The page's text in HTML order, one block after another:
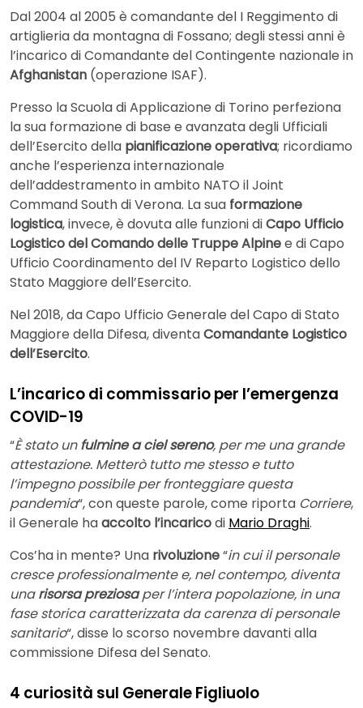
Dal 2004 al 2005 è comandante del I Reggimento di
artiglieria da montagna di Fossano; degli stessi anni è
l’incarico di Comandante del Contingente nazionale in
Afghanistan (operazione ISAF).
Presso la Scuola di Applicazione di Torino perfeziona
la sua formazione di base e avanzata degli Ufficiali
dell’Esercito della pianificazione operativa; ricordiamo
anche l’esperienza internazionale
dell’addestramento in ambito NATO il Joint
Command South di Verona. La sua formazione
logistica, invece, è dovuta alle funzioni diCapo Ufficio
Logistico del Comando delle Truppe Alpinee di Capo
Ufficio Coordinamento del IV Reparto Logistico dello
Stato Maggiore dell’Esercito.
Nel 2018, da Capo Ufficio Generale del Capo di Stato
Maggiore della Difesa, diventaComandante Logistico
dell’Esercito.
L’incarico di commissario per l’emergenza
COVID-19
“È stato unfulmine a ciel sereno, per me una grande
attestazione. Metterò tutto me stesso e tutto
l’impegno possibile per fronteggiare questa
pandemia“, con queste parole, come riporta Corriere,
il Generale haaccolto l’incaricodi Mario Draghi.
Cos’ha in mente? Una rivoluzione“in cui il personale
cresce professionalmente e, nel contempo, diventa
unarisorsa preziosaper l’intera popolazione, in una
fase storica caratterizzata da carenza di personale
sanitario“, disse lo scorso novembre davanti alla
commissione Difesa del Senato.
4 curiosità sul Generale Figliuolo